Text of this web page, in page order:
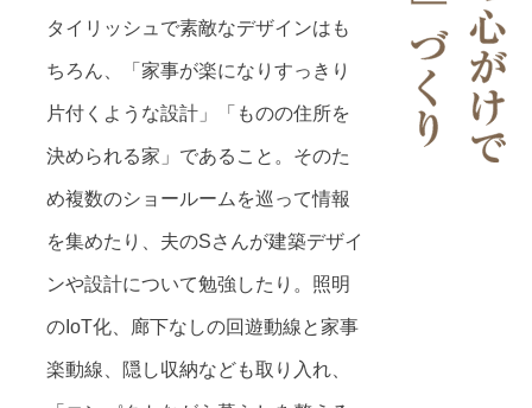
タイリッシュで素敵なデザインはも
ちろん、「家事が楽になりすっきり
片付くような設計」「ものの住所を
決められる家」であること。そのた
め複数のショールームを巡って情報
を集めたり、夫のSさんが建築デザイ
ンや設計について勉強したり。照明
のIoT化、廊下なしの回遊動線と家事
楽動線、隠し収納なども取り入れ、